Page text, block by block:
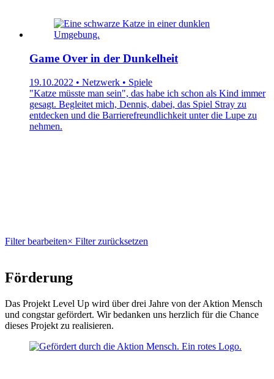
Game Over in der Dunkelheit
19.10.2022 • Netzwerk • Spiele
"Katze müsste man sein", das habe ich schon als Kind immer
gesagt. Begleitet mich, Dennis, dabei, das Spiel Stray zu
entdecken und die Barrierefreundlichkeit unter die Lupe zu
nehmen.
Filter bearbeiten× Filter zurücksetzen
Förderung
Das Projekt Level Up wird über drei Jahre von der Aktion Mensch
und congstar gefördert. Wir bedanken uns herzlich für die Chance
dieses Projekt zu realisieren.